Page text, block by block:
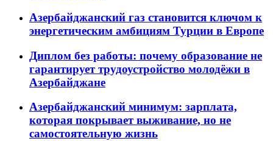
Азербайджанский газ становится ключом к
энергетическим амбициям Турции в Европе
Диплом без работы: почему образование не
гарантирует трудоустройство молодёжи в
Азербайджане
Азербайджанский минимум: зарплата,
которая покрывает выживание, но не
самостоятельную жизнь